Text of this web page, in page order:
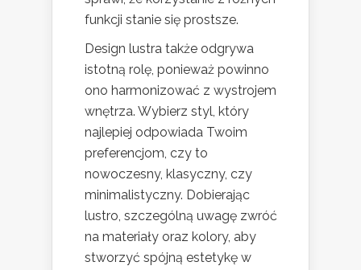
funkcji stanie się prostsze.
Design lustra także odgrywa
istotną rolę, ponieważ powinno
ono harmonizować z wystrojem
wnętrza. Wybierz styl, który
najlepiej odpowiada Twoim
preferencjom, czy to
nowoczesny, klasyczny, czy
minimalistyczny. Dobierając
lustro, szczególną uwagę zwróć
na materiały oraz kolory, aby
stworzyć spójną estetykę w